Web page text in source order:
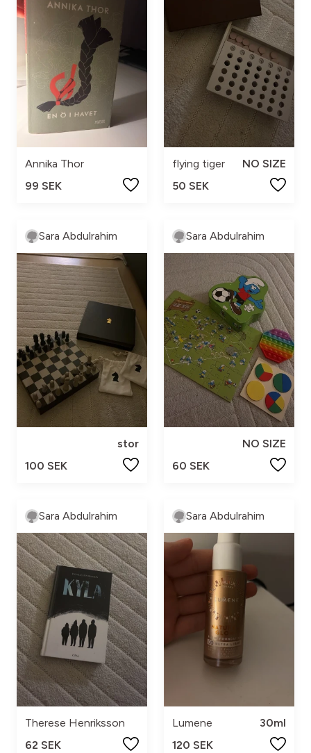
Annika Thor
99 SEK
flying tiger
NO SIZE
50 SEK
Sara Abdulrahim
stor
100 SEK
Sara Abdulrahim
NO SIZE
60 SEK
Sara Abdulrahim
Therese Henriksson
62 SEK
Sara Abdulrahim
Lumene
30ml
120 SEK